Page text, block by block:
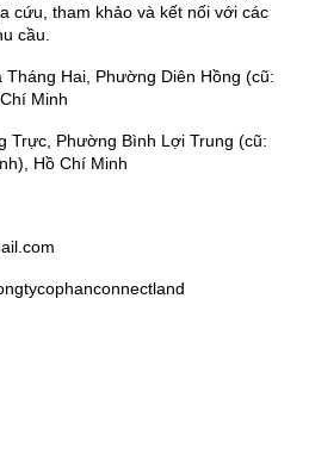
cứu, tham khảo và kết nối với các
cầu.
Hai, Phường Diên Hồng (cũ:
Minh
Trực, Phường Bình Lợi Trung (cũ:
Hồ Chí Minh